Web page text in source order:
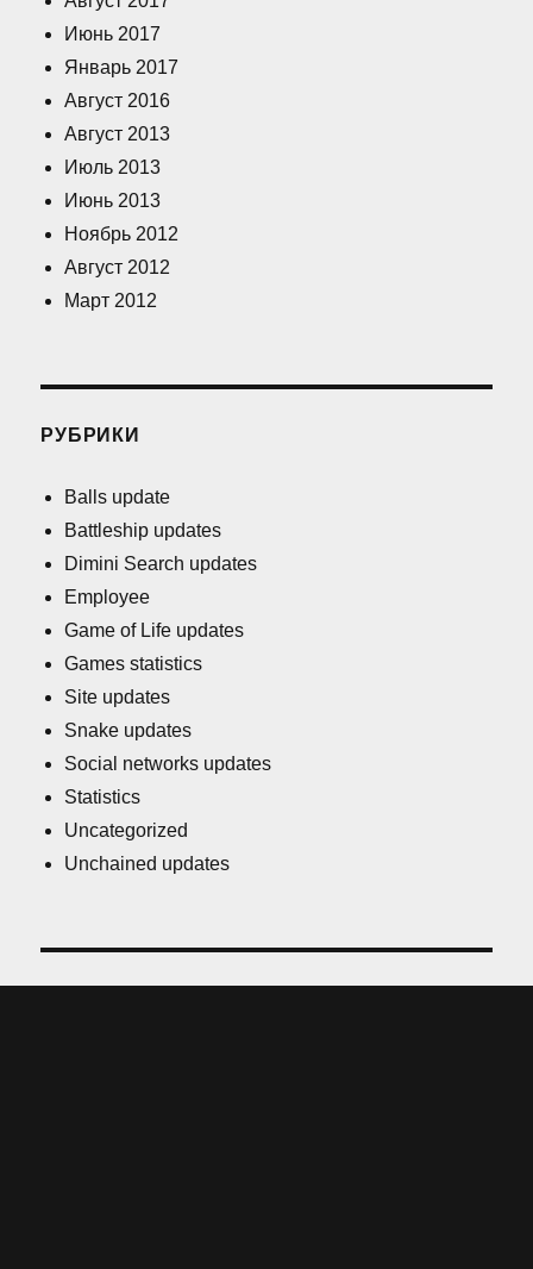
Июнь 2017
Январь 2017
Август 2016
Август 2013
Июль 2013
Июнь 2013
Ноябрь 2012
Август 2012
Март 2012
РУБРИКИ
Balls update
Battleship updates
Dimini Search updates
Employee
Game of Life updates
Games statistics
Site updates
Snake updates
Social networks updates
Statistics
Uncategorized
Unchained updates